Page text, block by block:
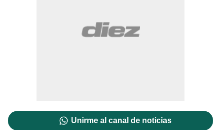
Unirme al canal de noticias